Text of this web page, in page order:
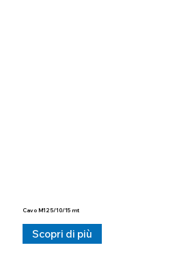
Cavo M12 5/10/15 mt
Scopri di più